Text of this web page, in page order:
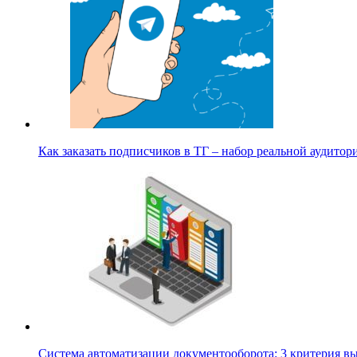
Как заказать подписчиков в ТГ – набор реальной
Система автоматизации документооборота: 3 критерия